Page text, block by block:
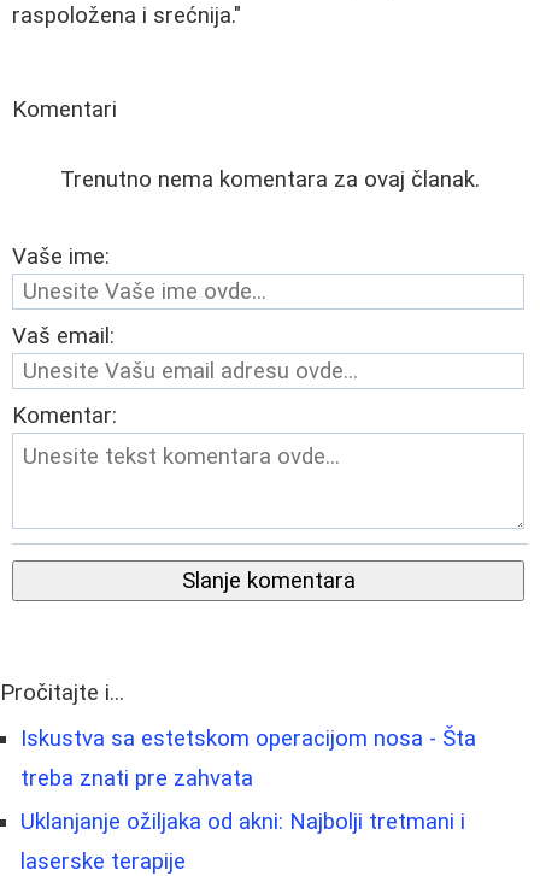
raspoložena i srećnija."
Komentari
Trenutno nema komentara za ovaj članak.
Vaše ime:
Vaš email:
Komentar:
Slanje komentara
Pročitajte i...
Iskustva sa estetskom operacijom nosa - Šta
treba znati pre zahvata
Uklanjanje ožiljaka od akni: Najbolji tretmani i
laserske terapije